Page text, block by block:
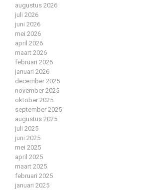
augustus 2026
juli 2026
juni 2026
mei 2026
april 2026
maart 2026
februari 2026
januari 2026
december 2025
november 2025
oktober 2025
september 2025
augustus 2025
juli 2025
juni 2025
mei 2025
april 2025
maart 2025
februari 2025
januari 2025